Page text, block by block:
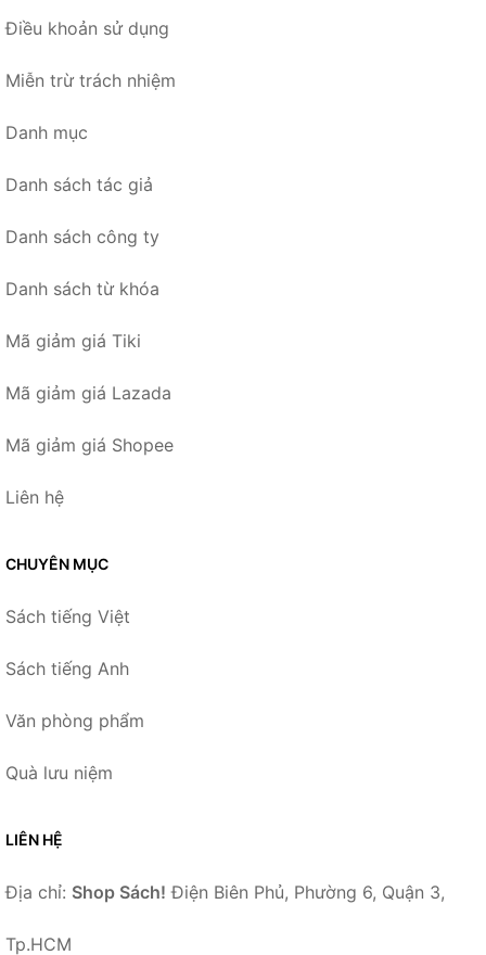
Điều khoản sử dụng
Miễn trừ trách nhiệm
Danh mục
Danh sách tác giả
Danh sách công ty
Danh sách từ khóa
Mã giảm giá Tiki
Mã giảm giá Lazada
Mã giảm giá Shopee
Liên hệ
CHUYÊN MỤC
Sách tiếng Việt
Sách tiếng Anh
Văn phòng phẩm
Quà lưu niệm
LIÊN HỆ
Địa chỉ: Shop Sách! Điện Biên Phủ, Phường 6, Quận 3,
Tp.HCM